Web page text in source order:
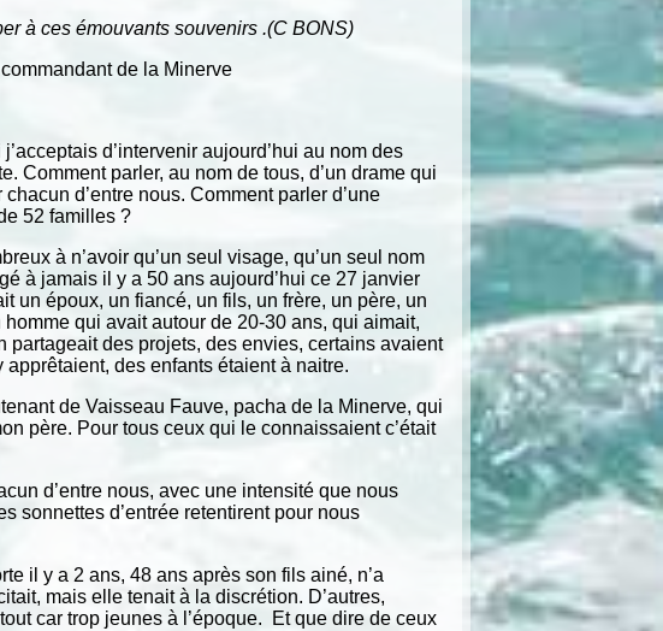
à ces émouvants souvenirs .(C BONS)
de la Minerve
j’acceptais d’intervenir aujourd’hui au nom des
Comment parler, au nom de tous, d’un drame qui
d’entre nous. Comment parler d’une
52 familles ?
à n’avoir qu’un seul visage, qu’un seul nom
à jamais il y a 50 ans aujourd’hui ce 27 janvier
un époux, un fiancé, un fils, un frère, un père, un
qui avait autour de 20-30 ans, qui aimait,
partageait des projets, des envies, certains avaient
apprêtaient, des enfants étaient à naitre.
de Vaisseau Fauve, pacha de la Minerve, qui
père. Pour tous ceux qui le connaissaient c’était
d’entre nous, avec une intensité que nous
sonnettes d’entrée retentirent pour nous
il y a 2 ans, 48 ans après son fils ainé, n’a
mais elle tenait à la discrétion. D’autres,
car trop jeunes à l’époque. Et que dire de ceux